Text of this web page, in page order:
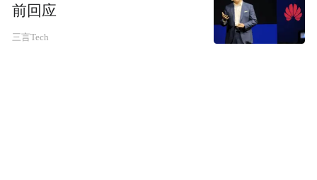
前回应
三言Tech